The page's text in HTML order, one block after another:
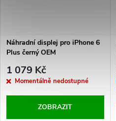
Náhradní displej pro iPhone 6
Plus černý OEM
1 079 Kč
Momentálně nedostupné
ZOBRAZIT